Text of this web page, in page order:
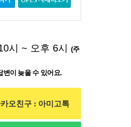
시 ~ 오후 6시
(주
변이 늦을 수 있어요.
오친구 : 아미고톡